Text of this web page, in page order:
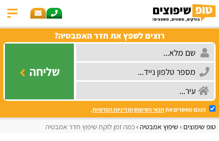
רוצים לשפץ את חדר האמבטיה?
שליחה
הנכם מאשרים את תנאי השימושומדיניות הפרטיות.
טופ שיפוצים שיפוץ אמבטיה כמה זמן לוקח שיפוץ חדר אמבטיה